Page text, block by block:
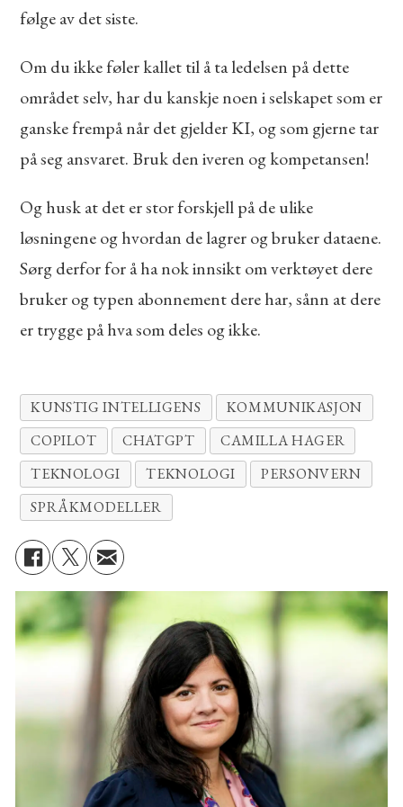
følge av det siste.
Om du ikke føler kallet til å ta ledelsen på dette
området selv, har du kanskje noen i selskapet som er
ganske frempå når det gjelder KI, og som gjerne tar
på seg ansvaret. Bruk den iveren og kompetansen!
Og husk at det er stor forskjell på de ulike
løsningene og hvordan de lagrer og bruker dataene.
Sørg derfor for å ha nok innsikt om verktøyet dere
bruker og typen abonnement dere har, sånn at dere
er trygge på hva som deles og ikke.
KUNSTIG INTELLIGENS
KOMMUNIKASJON
COPILOT
CHATGPT
CAMILLA HAGER
TEKNOLOGI
TEKNOLOGI
PERSONVERN
SPRÅKMODELLER